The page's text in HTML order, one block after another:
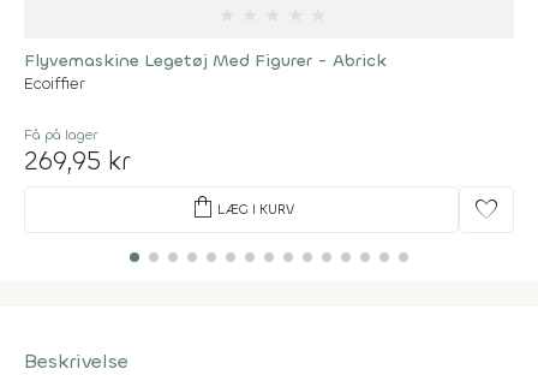
Flyvemaskine Legetøj Med Figurer - Abrick
Ecoiffier
Få på lager
269,95 kr
shopping_bag LÆG I KURV favorite
Beskrivelse